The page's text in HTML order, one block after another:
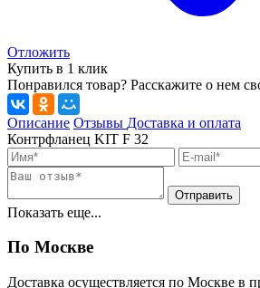
Отложить
Купить в 1 клик
Понравился товар? Расскажите о нем
Описание Отзывы Доставка и оплата
Контрфланец KIT F 32
Показать еще...
По Москве
Доставка осуществляется по Москве в